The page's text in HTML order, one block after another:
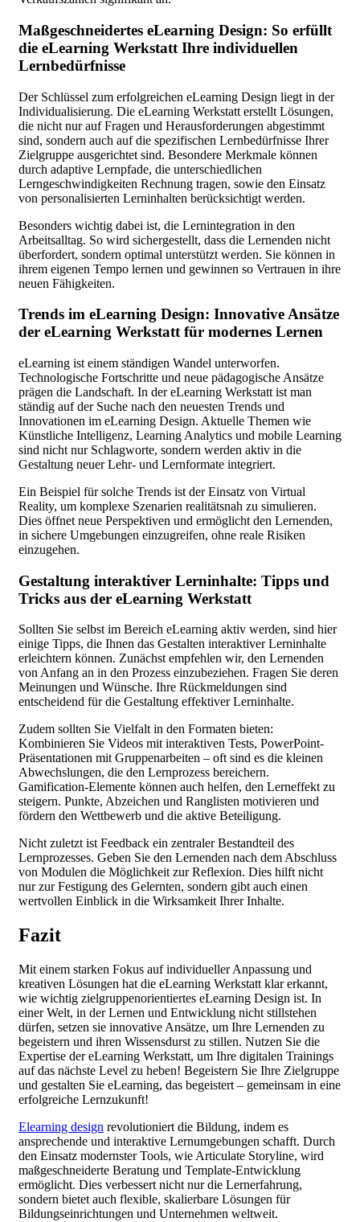
Maßgeschneidertes eLearning Design: So erfüllt
die eLearning Werkstatt Ihre individuellen
Lernbedürfnisse
Der Schlüssel zum erfolgreichen eLearning Design liegt in der
Individualisierung. Die eLearning Werkstatt erstellt Lösungen,
die nicht nur auf Fragen und Herausforderungen abgestimmt
sind, sondern auch auf die spezifischen Lernbedürfnisse Ihrer
Zielgruppe ausgerichtet sind. Besondere Merkmale können
durch adaptive Lernpfade, die unterschiedlichen
Lerngeschwindigkeiten Rechnung tragen, sowie den Einsatz
von personalisierten Lerninhalten berücksichtigt werden.
Besonders wichtig dabei ist, die Lernintegration in den
Arbeitsalltag. So wird sichergestellt, dass die Lernenden nicht
überfordert, sondern optimal unterstützt werden. Sie können in
ihrem eigenen Tempo lernen und gewinnen so Vertrauen in ihre
neuen Fähigkeiten.
Trends im eLearning Design: Innovative Ansätze
der eLearning Werkstatt für modernes Lernen
eLearning ist einem ständigen Wandel unterworfen.
Technologische Fortschritte und neue pädagogische Ansätze
prägen die Landschaft. In der eLearning Werkstatt ist man
ständig auf der Suche nach den neuesten Trends und
Innovationen im eLearning Design. Aktuelle Themen wie
Künstliche Intelligenz, Learning Analytics und mobile Learning
sind nicht nur Schlagworte, sondern werden aktiv in die
Gestaltung neuer Lehr- und Lernformate integriert.
Ein Beispiel für solche Trends ist der Einsatz von Virtual
Reality, um komplexe Szenarien realitätsnah zu simulieren.
Dies öffnet neue Perspektiven und ermöglicht den Lernenden,
in sichere Umgebungen einzugreifen, ohne reale Risiken
einzugehen.
Gestaltung interaktiver Lerninhalte: Tipps und
Tricks aus der eLearning Werkstatt
Sollten Sie selbst im Bereich eLearning aktiv werden, sind hier
einige Tipps, die Ihnen das Gestalten interaktiver Lerninhalte
erleichtern können. Zunächst empfehlen wir, den Lernenden
von Anfang an in den Prozess einzubeziehen. Fragen Sie deren
Meinungen und Wünsche. Ihre Rückmeldungen sind
entscheidend für die Gestaltung effektiver Lerninhalte.
Zudem sollten Sie Vielfalt in den Formaten bieten:
Kombinieren Sie Videos mit interaktiven Tests, PowerPoint-
Präsentationen mit Gruppenarbeiten – oft sind es die kleinen
Abwechslungen, die den Lernprozess bereichern.
Gamification-Elemente können auch helfen, den Lerneffekt zu
steigern. Punkte, Abzeichen und Ranglisten motivieren und
fördern den Wettbewerb und die aktive Beteiligung.
Nicht zuletzt ist Feedback ein zentraler Bestandteil des
Lernprozesses. Geben Sie den Lernenden nach dem Abschluss
von Modulen die Möglichkeit zur Reflexion. Dies hilft nicht
nur zur Festigung des Gelernten, sondern gibt auch einen
wertvollen Einblick in die Wirksamkeit Ihrer Inhalte.
Fazit
Mit einem starken Fokus auf individueller Anpassung und
kreativen Lösungen hat die eLearning Werkstatt klar erkannt,
wie wichtig zielgruppenorientiertes eLearning Design ist. In
einer Welt, in der Lernen und Entwicklung nicht stillstehen
dürfen, setzen sie innovative Ansätze, um Ihre Lernenden zu
begeistern und ihren Wissensdurst zu stillen. Nutzen Sie die
Expertise der eLearning Werkstatt, um Ihre digitalen Trainings
auf das nächste Level zu heben! Begeistern Sie Ihre Zielgruppe
und gestalten Sie eLearning, das begeistert – gemeinsam in eine
erfolgreiche Lernzukunft!
Elearning design revolutioniert die Bildung, indem es
ansprechende und interaktive Lernumgebungen schafft. Durch
den Einsatz modernster Tools, wie Articulate Storyline, wird
maßgeschneiderte Beratung und Template-Entwicklung
ermöglicht. Dies verbessert nicht nur die Lernerfahrung,
sondern bietet auch flexible, skalierbare Lösungen für
Bildungseinrichtungen und Unternehmen weltweit.